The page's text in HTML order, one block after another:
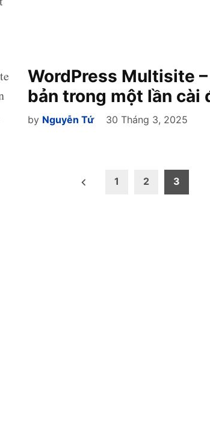
WordPress Multisite
bản trong một lần cài
by Nguyễn Tứ 30 Tháng 3, 2025
1 2 3